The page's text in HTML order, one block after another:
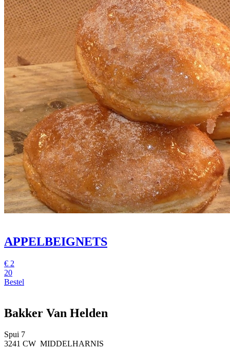
APPELBEIGNETS
€ 2
20
Bestel
Bakker Van Helden
Spui 7
3241 CW MIDDELHARNIS